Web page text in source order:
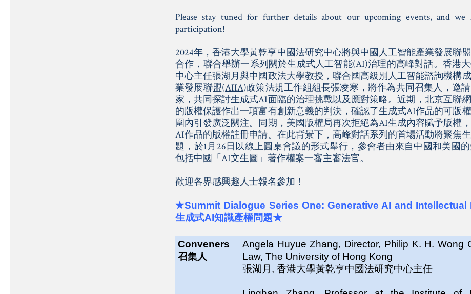
Please stay tuned for further details about our upcoming events, and
participation!
2024年，香港大學黃乾亨中國法研究中心將與中國人工智能產業發展聯
合作，聯合舉辦一系列關於生成式人工智能(AI)治理的高峰對話。香港
中心主任張湖月與中國政法大學教授，聯合國高級別人工智能諮詢機構
業發展聯盟(AIIA)政策法規工作組組長張凌寒，將作為共同召集人，邀
家，共同探討生成式AI面臨的治理挑戰以及應對策略。近期，北京互聯
的版權保護作出一項富有創新意義的判決，確認了生成式AI作品的可版
圍內引發廣泛關注。同期，美國版權局再次拒絕為AI生成內容賦予版權
AI作品的版權註冊申請。在此背景下，高峰對話系列的首場活動將聚焦
題，於1月26日以線上圓桌會議的形式舉行，參會者由來自中國和美國
包括中國「AI文生圖」著作權案一審主審法官。
歡迎各界感興趣人士報名參加！
★Summit Dialogue Series One: Generative AI and
生成式AI知識產權問題★
Conveners
召集人
Angela Huyue Zhang, Director, Philip K. H. Wong
Law, The University of Hong Kong
張湖月 , 香港大學黃乾亨中國法研究中心主任